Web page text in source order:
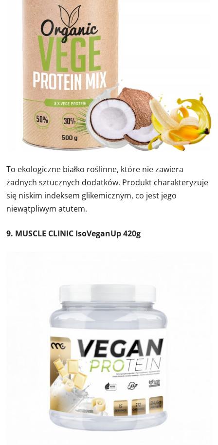
To ekologiczne białko roślinne, które nie zawiera
żadnych sztucznych dodatków. Produkt charakteryzuje
się niskim indeksem glikemicznym, co jest jego
niewątpliwym atutem.
9. MUSCLE CLINIC IsoVeganUp 420g